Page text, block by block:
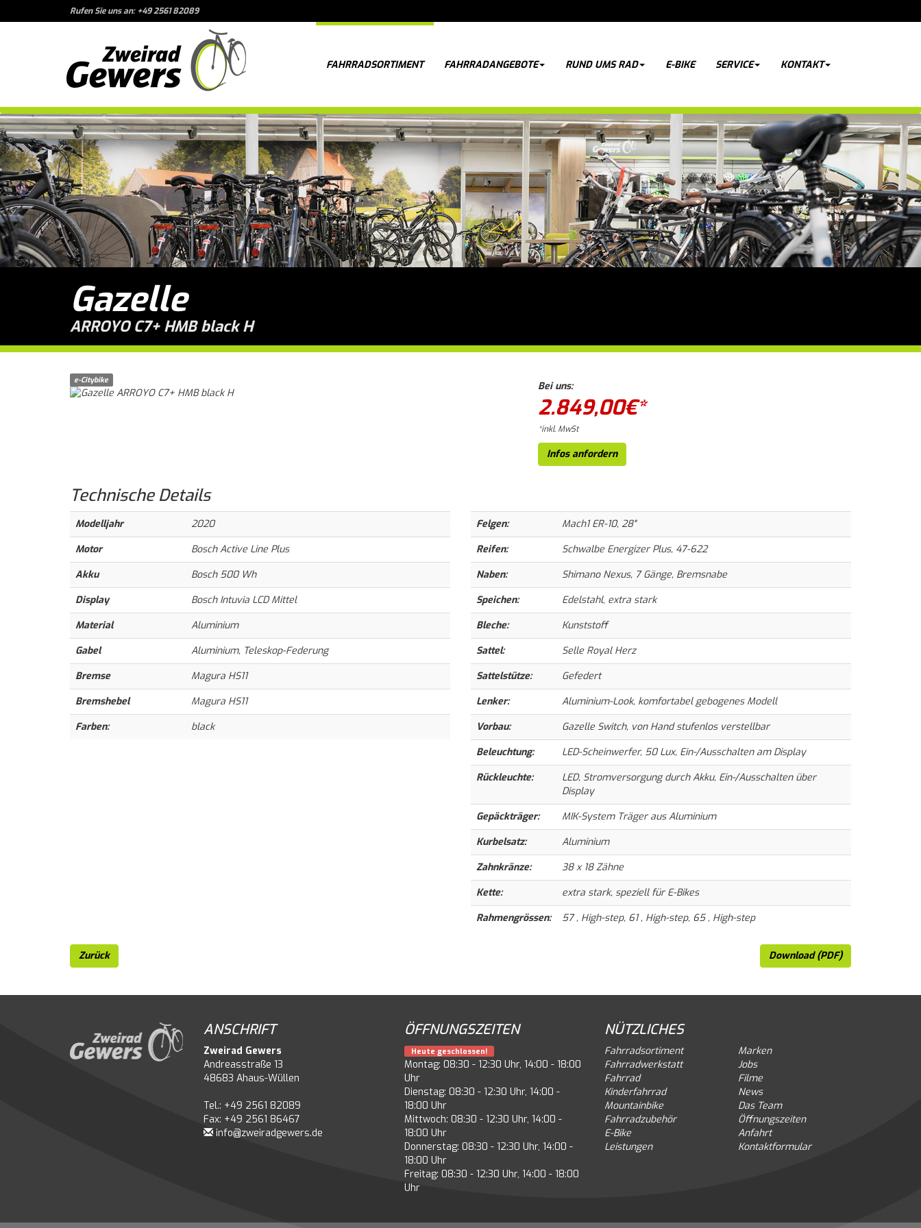
Rufen Sie uns an: +49 2561 82089
FAHRRADSORTIMENT FAHRRADANGEBOTE RUND UMS RAD E-BIKE SERVICE KONTAKT
Gazelle
ARROYO C7+ HMB black H
e-Citybike Bei uns:
2.849,00€*
*inkl. MwSt
Infos anfordern
TechnischeDetails
Modelljahr
2020
Motor
Bosch Active Line Plus
Akku
Bosch 500 Wh
Display
Bosch Intuvia LCD Mittel
Material
Aluminium
Gabel
Aluminium, Teleskop-Federung
Bremse
Magura HS11
Bremshebel
Magura HS11
Farben:
black
Felgen:
Mach1 ER-10, 28"
Reifen:
Schwalbe Energizer Plus, 47-622
Naben:
Shimano Nexus, 7 Gänge, Bremsnabe
Speichen:
Edelstahl, extra stark
Bleche:
Kunststoff
Sattel:
Selle Royal Herz
Sattelstütze:
Gefedert
Lenker:
Aluminium-Look, komfortabel gebogenes Modell
Vorbau:
Gazelle Switch, von Hand stufenlos verstellbar
Beleuchtung:
LED-Scheinwerfer, 50 Lux, Ein-/Ausschalten am Display
Rückleuchte:
LED, Stromversorgung durch Akku, Ein-/Ausschalten über
Display
Gepäckträger:
MIK-System Träger aus Aluminium
Kurbelsatz:
Aluminium
Zahnkränze:
38 x 18 Zähne
Kette:
extra stark, speziell für E-Bikes
Rahmengrössen:
57 , High-step, 61 , High-step, 65 , High-step
Zurück Download (PDF)
ANSCHRIFT
Zweirad Gewers
Andreasstraße 13
48683 Ahaus-Wüllen
Tel.: +49 2561 82089
Fax: +49 2561 86467
info@zweiradgewers.de
ÖFFNUNGSZEITEN
Heute geschlossen!
Montag: 08:30 - 12:30 Uhr, 14:00 - 18:00
Uhr
Dienstag: 08:30 - 12:30 Uhr, 14:00 -
18:00 Uhr
Mittwoch: 08:30 - 12:30 Uhr, 14:00 -
18:00 Uhr
Donnerstag: 08:30 - 12:30 Uhr, 14:00 -
18:00 Uhr
Freitag: 08:30 - 12:30 Uhr, 14:00 - 18:00
Uhr
NÜTZLICHES
Fahrradsortiment
Fahrradwerkstatt
Fahrrad
Kinderfahrrad
Mountainbike
Fahrradzubehör
E-Bike
Leistungen
Marken
Jobs
Filme
News
Das Team
Öffnungszeiten
Anfahrt
Kontaktformular